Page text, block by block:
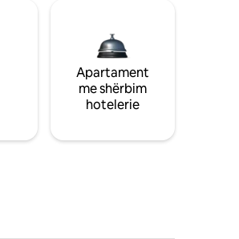
Apartament
me shërbim
hotelerie